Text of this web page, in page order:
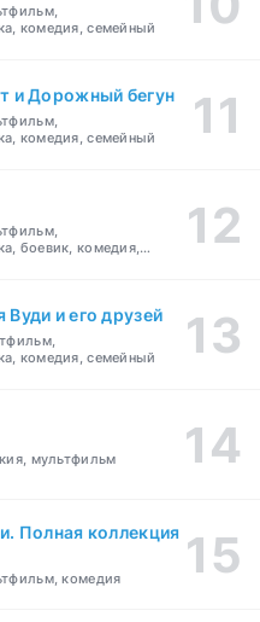
комедия, семейный
и Дорожный бегун
комедия, семейный
боевик, комедия,
и его друзей
комедия, семейный
мультфильм
Полная коллекция
комедия